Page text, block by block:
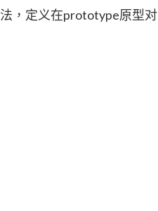
，定义在prototype原型对